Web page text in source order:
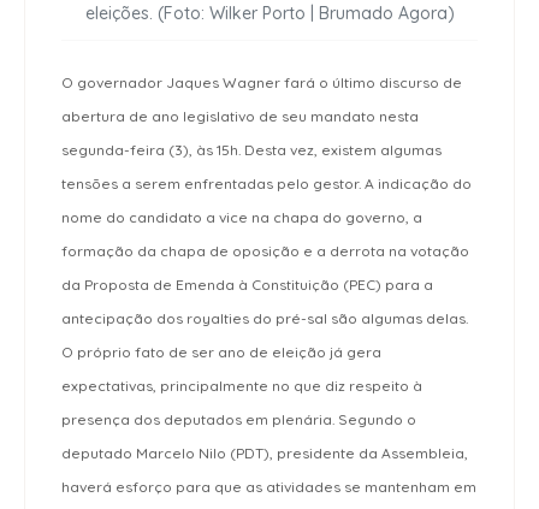
eleições. (Foto: Wilker Porto | Brumado Agora)
O governador Jaques Wagner fará o último discurso de
abertura de ano legislativo de seu mandato nesta
segunda-feira (3), às 15h. Desta vez, existem algumas
tensões a serem enfrentadas pelo gestor. A indicação do
nome do candidato a vice na chapa do governo, a
formação da chapa de oposição e a derrota na votação
da Proposta de Emenda à Constituição (PEC) para a
antecipação dos royalties do pré-sal são algumas delas.
O próprio fato de ser ano de eleição já gera
expectativas, principalmente no que diz respeito à
presença dos deputados em plenária. Segundo o
deputado Marcelo Nilo (PDT), presidente da Assembleia,
haverá esforço para que as atividades se mantenham em